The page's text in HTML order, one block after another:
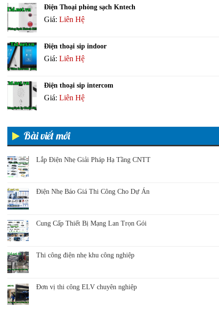
Điện Thoại phòng sạch Kntech
Giá: Liên Hệ
Điện thoại sip indoor
Giá: Liên Hệ
Điện thoại sip intercom
Giá: Liên Hệ
Bài viết mới
Lắp Điện Nhẹ Giải Pháp Hạ Tầng CNTT
Điện Nhẹ Báo Giá Thi Công Cho Dự Án
Cung Cấp Thiết Bị Mạng Lan Trọn Gói
Thi công điện nhẹ khu công nghiệp
Đơn vị thi công ELV chuyên nghiệp